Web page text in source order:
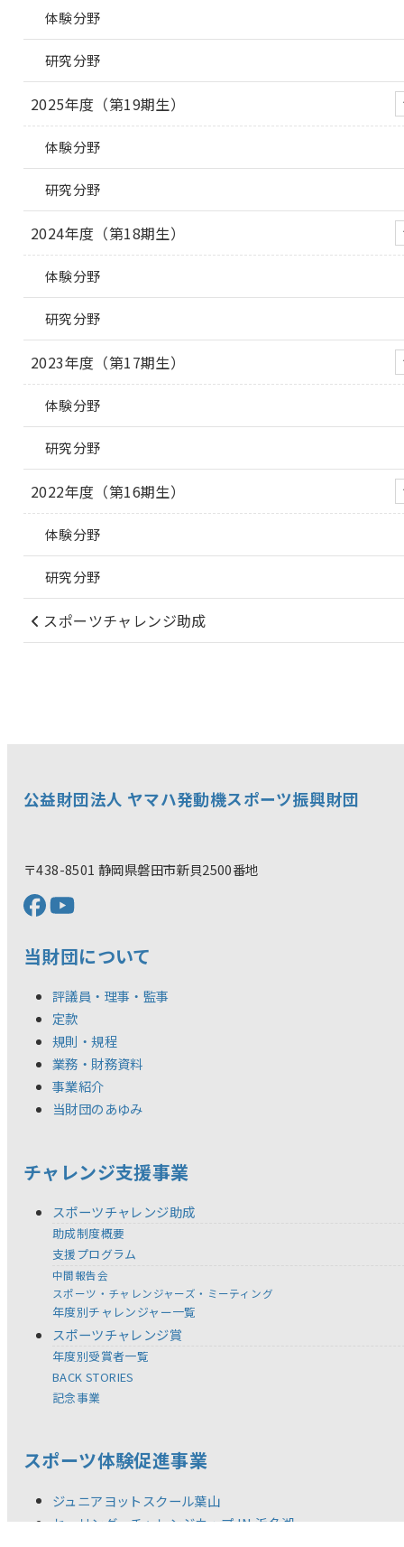
体験分野
研究分野
2025年度（第19期生）
体験分野
研究分野
2024年度（第18期生）
体験分野
研究分野
2023年度（第17期生）
体験分野
研究分野
2022年度（第16期生）
体験分野
研究分野
スポーツチャレンジ助成
公益財団法人 ヤマハ発動機スポーツ振興財団
〒438-8501 静岡県磐田市新貝2500番地
当財団について
評議員・理事・監事
定款
規則・規程
業務・財務資料
事業紹介
当財団のあゆみ
チャレンジ支援事業
スポーツチャレンジ助成
助成制度概要
支援プログラム
中間報告会
スポーツ・チャレンジャーズ・ミーティング
年度別チャレンジャー一覧
スポーツチャレンジ賞
年度別受賞者一覧
BACK STORIES
記念事業
スポーツ体験促進事業
ジュニアヨットスクール葉山
セーリング・チャレンジカップ IN 浜名湖